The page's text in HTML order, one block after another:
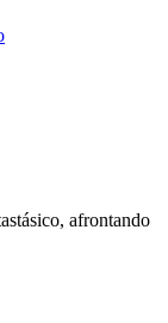
afrontando